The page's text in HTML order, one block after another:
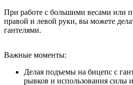
При работе с большими весами или
правой и левой руки, вы можете
гантелями.
Важные моменты:
Делая подъемы на бицепс с
рывков и использования силы